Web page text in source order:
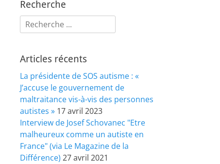
Recherche
Rechercher :
Articles récents
La présidente de SOS autisme : «
J’accuse le gouvernement de
maltraitance vis-à-vis des personnes
autistes » 17 avril 2023
Interview de Josef Schovanec "Etre
malheureux comme un autiste en
France" (via Le Magazine de la
Différence) 27 avril 2021